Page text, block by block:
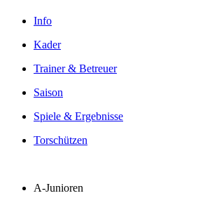
Info
Kader
Trainer & Betreuer
Saison
Spiele & Ergebnisse
Torschützen
A-Junioren